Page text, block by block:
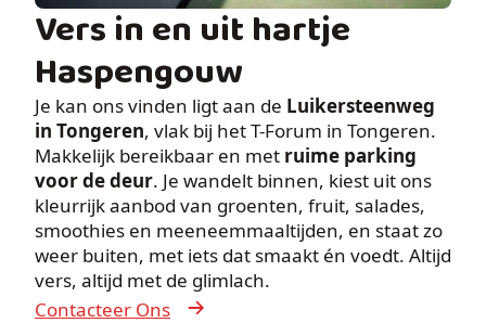
Vers in en uit hartje
Haspengouw
Je kan ons vinden ligt aan de Luikersteenweg
in Tongeren, vlak bij het T-Forum in Tongeren.
Makkelijk bereikbaar en met ruime parking
voor de deur. Je wandelt binnen, kiest uit ons
kleurrijk aanbod van groenten, fruit, salades,
smoothies en meeneemmaaltijden, en staat zo
weer buiten, met iets dat smaakt én voedt. Altijd
vers, altijd met de glimlach.
Contacteer Ons